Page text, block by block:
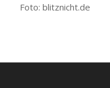
Foto: blitznicht.de